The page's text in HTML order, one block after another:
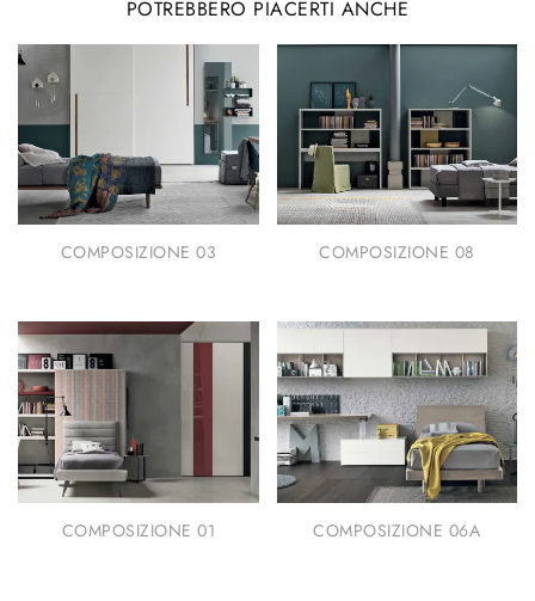
POTREBBERO PIACERTI ANCHE
COMPOSIZIONE 03 COMPOSIZIONE 08
COMPOSIZIONE 01 COMPOSIZIONE 06A